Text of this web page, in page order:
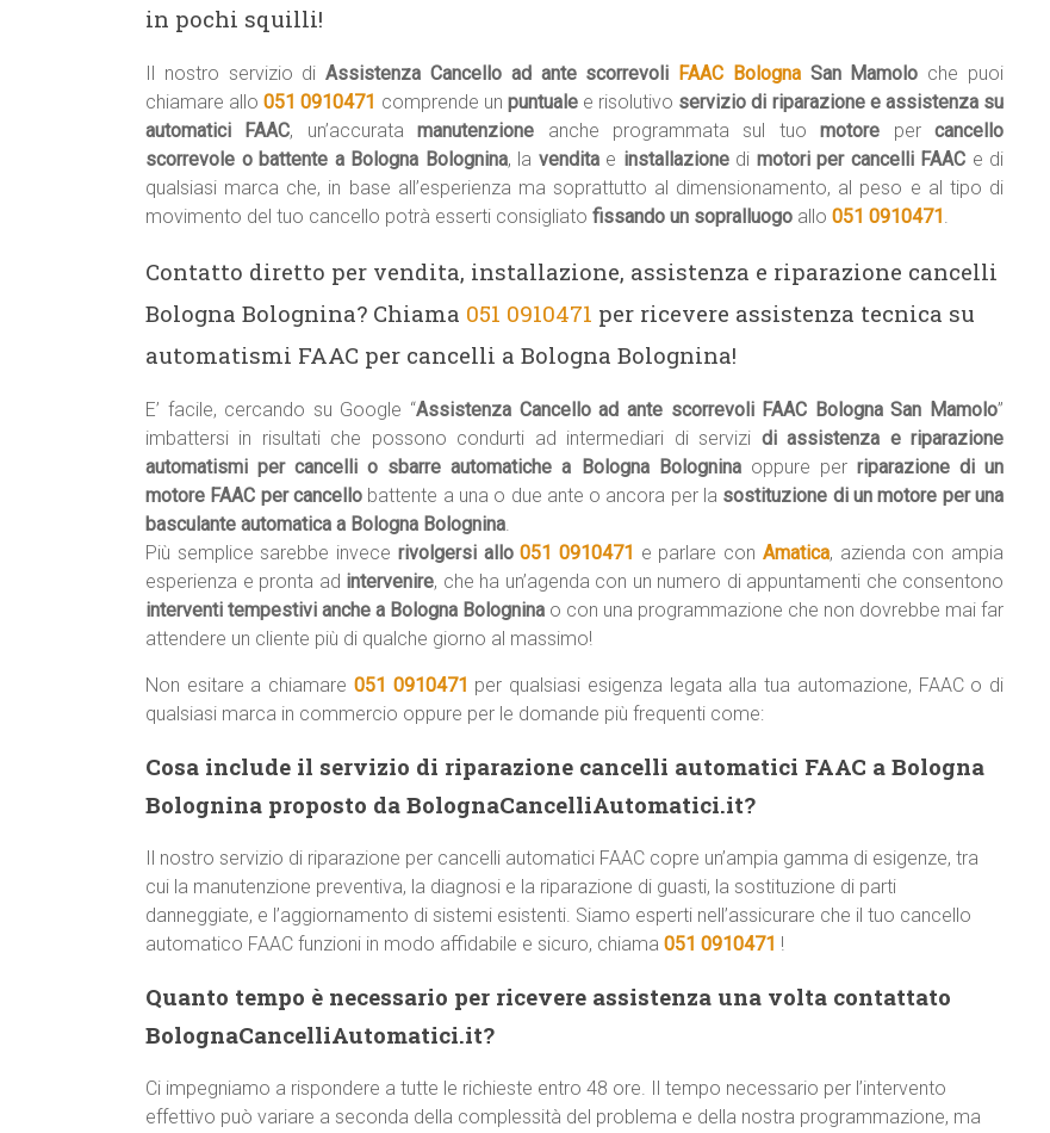
in pochi squilli!
Il nostro servizio diAssistenza Cancello ad ante scorrevoli FAAC BolognaSan Mamolo che puoi
chiamare allo051 0910471 comprende un puntualee risolutivo servizio di riparazione e assistenza su
automatici FAAC, un’accuratamanutenzione anche programmata sul tuomotore percancello
scorrevole o battente a Bologna Bolognina, la venditae installazionedi motori per cancelli FAAC e di
qualsiasi marca che, in base all’esperienza ma soprattutto al dimensionamento, al peso e al tipo di
movimento del tuo cancello potrà esserti consigliato fissando un sopralluogo allo 051 0910471.
Contatto diretto per vendita, installazione, assistenza e riparazione cancelli
Bologna Bolognina? Chiama 051 0910471 per ricevere assistenza tecnica su
automatismi FAAC per cancelli a Bologna Bolognina!
E’ facile, cercando su Google “Assistenza Cancello ad ante scorrevoli FAAC Bologna San Mamolo”
imbattersi in risultati che possono condurti ad intermediari di servizi di assistenza e riparazione
automatismi per cancelli o sbarre automatiche a Bologna Bolognina oppure per riparazione di un
motore FAAC per cancellobattente a una o due ante o ancora per la sostituzione di un motore per una
basculante automatica a Bologna Bolognina.
Più semplice sarebbe invece rivolgersi allo051 0910471 e parlare con Amatica, azienda con ampia
esperienza e pronta ad intervenire, che ha un’agenda con un numero di appuntamenti che consentono
interventi tempestivi anche a Bologna Bolognina o con una programmazione che non dovrebbe mai far
attendere un cliente più di qualche giorno al massimo!
Non esitare a chiamare 051 0910471 per qualsiasi esigenza legata alla tua automazione, FAAC o di
qualsiasi marca in commercio oppure per le domande più frequenti come:
Cosa include il servizio di riparazione cancelli automatici FAAC a Bologna
Bolognina proposto da BolognaCancelliAutomatici.it?
Il nostro servizio di riparazione per cancelli automatici FAAC copre un’ampia gamma di esigenze, tra
cui la manutenzione preventiva, la diagnosi e la riparazione di guasti, la sostituzione di parti
danneggiate, e l’aggiornamento di sistemi esistenti. Siamo esperti nell’assicurare che il tuo cancello
automatico FAAC funzioni in modo affidabile e sicuro, chiama 051 0910471 !
Quanto tempo è necessario per ricevere assistenza una volta contattato
BolognaCancelliAutomatici.it?
Ci impegniamo a rispondere a tutte le richieste entro 48 ore. Il tempo necessario per l’intervento
effettivo può variare a seconda della complessità del problema e della nostra programmazione, ma